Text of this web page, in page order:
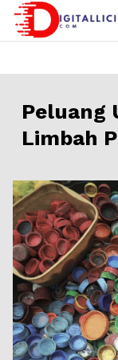
Skip
Information
Peluang
Limbah